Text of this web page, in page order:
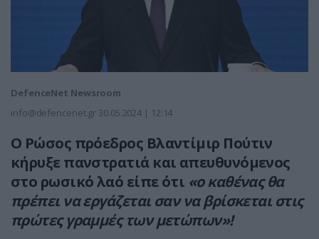
DefenceNet Newsroom
info@defencenet.gr 30.05.2024 | 12:14
Ο Ρώσος πρόεδρος Βλαντίμιρ Πούτιν
κήρυξε πανστρατιά και απευθυνόμενος
στο ρωσικό λαό είπε ότι «ο καθένας θα
πρέπει να εργάζεται σαν να βρίσκεται στις
πρώτες γραμμές των μετώπων»!